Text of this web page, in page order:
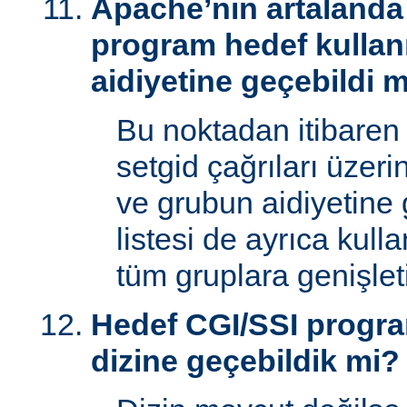
Apache’nin artalanda
program hedef
aidiyetine geçebildi
Bu noktadan
setgid çağrıları
ve grubun aidiyetine
listesi de ayrıca
tüm gruplara
Hedef CGI/SSI
dizine geçebildik mi?